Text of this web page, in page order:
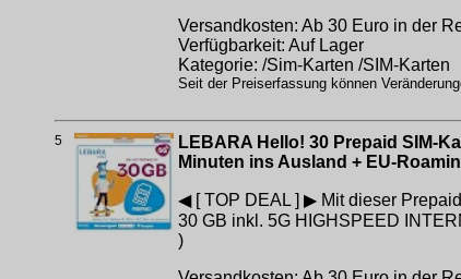
Versandkosten: Ab 30 Euro in der
Verfügbarkeit: Auf Lager
Kategorie: /Sim-Karten /SIM-Karten
Seit der Preiserfassung können
5
LEBARA Hello! 30 Prepaid SIM-
Minuten ins Ausland + EU-
◀ [ TOP DEAL ] ▶ Mit dieser
30 GB inkl. 5G HIGHSPEED
)